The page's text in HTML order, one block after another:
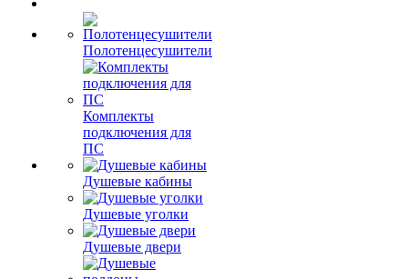
Полотенцесушители
Комплекты
подключения для
ПС
Душевые кабины
Душевые уголки
Душевые двери